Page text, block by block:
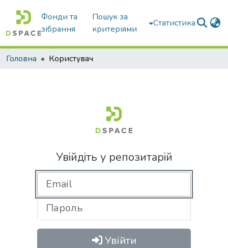
Фонди та
зібрання
Пошук за
критеріями
Статистика
Головна Користувач
Увійдіть у репозитарій
Увійти